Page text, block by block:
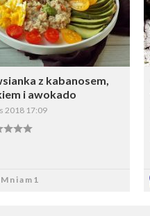
z kabanosem,
i awokado
2018 17:09
Mniam1